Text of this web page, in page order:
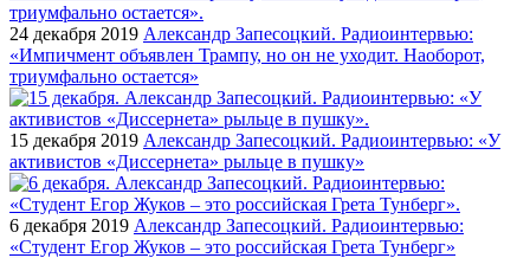
24 декабря 2019 Александр Запесоцкий. Радиоинтервью:
«Импичмент объявлен Трампу, но он не уходит. Наоборот,
триумфально остается»
15 декабря 2019 Александр Запесоцкий. Радиоинтервью: «У
активистов «Диссернета» рыльце в пушку»
6 декабря 2019 Александр Запесоцкий. Радиоинтервью:
«Студент Егор Жуков – это российская Грета Тунберг»